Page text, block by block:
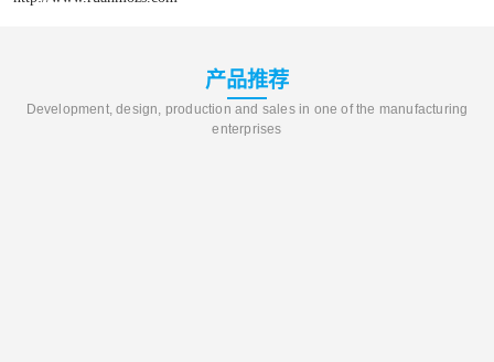
产品推荐
Development, design, production and sales in one of the manufacturing
enterprises